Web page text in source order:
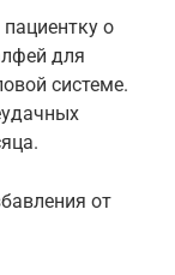
о
для
системе.
от